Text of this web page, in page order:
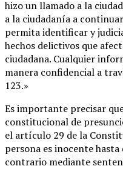
hizo un llamado a la
a la ciudadanía a
permita identificar y
hechos delictivos que
ciudadana. Cualquier
manera confidencial a
123.»
Es importante precisar
constitucional de
el artículo 29 de la
persona es inocente
contrario mediante